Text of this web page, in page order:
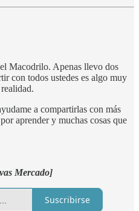
Macodrilo. Apenas llevo dos
con todos ustedes es algo muy
a compartirlas con más
aprender y muchas cosas que
Mercado]
Suscribirse